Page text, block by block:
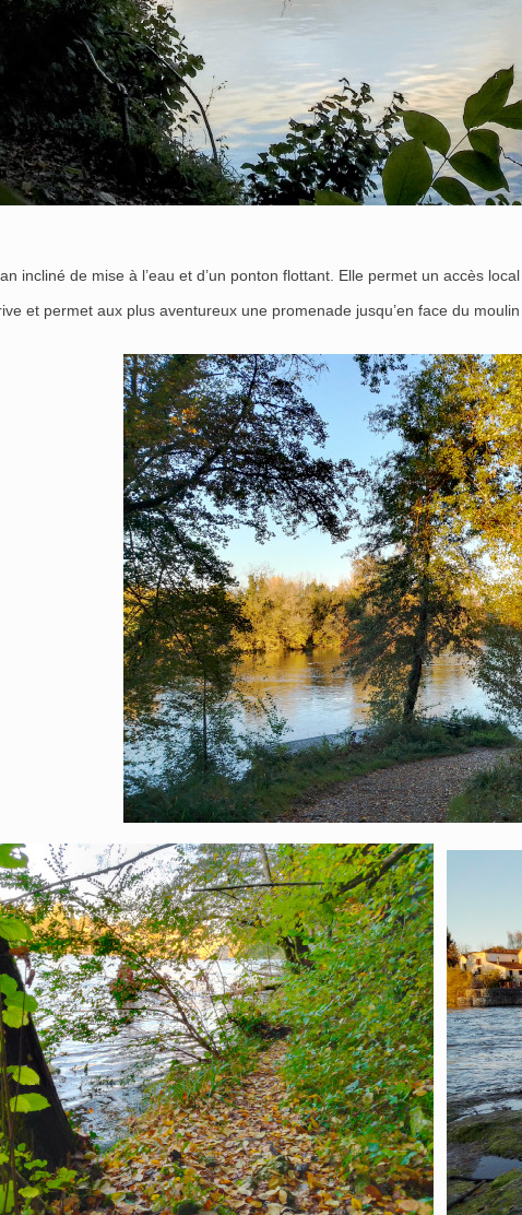
incliné de mise à l’eau et d’un ponton flottant. Elle permet un accès
et permet aux plus aventureux une promenade jusqu’en face du moulin